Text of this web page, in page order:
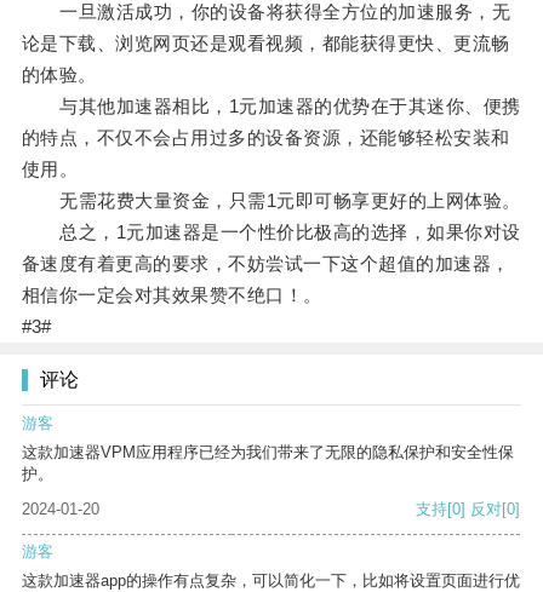
一旦激活成功，你的设备将获得全方位的加速服务，无
论是下载、浏览网页还是观看视频，都能获得更快、更流畅
的体验。
与其他加速器相比，1元加速器的优势在于其迷你、便携
的特点，不仅不会占用过多的设备资源，还能够轻松安装和
使用。
无需花费大量资金，只需1元即可畅享更好的上网体验。
总之，1元加速器是一个性价比极高的选择，如果你对设
备速度有着更高的要求，不妨尝试一下这个超值的加速器，
相信你一定会对其效果赞不绝口！。
#3#
评论
游客
这款加速器VPM应用程序已经为我们带来了无限的隐私保护和安全性保
护。
2024-01-20
支持[0] 反对[0]
游客
这款加速器app的操作有点复杂，可以简化一下，比如将设置页面进行优